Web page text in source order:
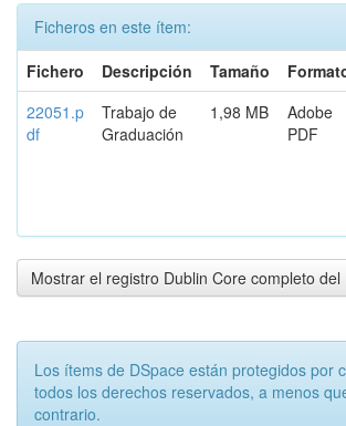
Ficheros en este ítem:
Fichero
Descripción Tamaño
22051.p
df
Trabajo de
Graduación
1,98 MB
Adobe
PDF
Mostrar el registro Dublin Core completo del
Los ítems de DSpace están protegidos por
todos los derechos reservados, a menos
contrario.